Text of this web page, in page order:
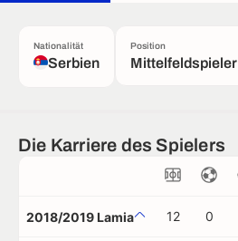
Nationalität
Serbien
Position
Mittelfeldspieler
Die Karriere des Spielers
2018/2019 Lamia 12 0